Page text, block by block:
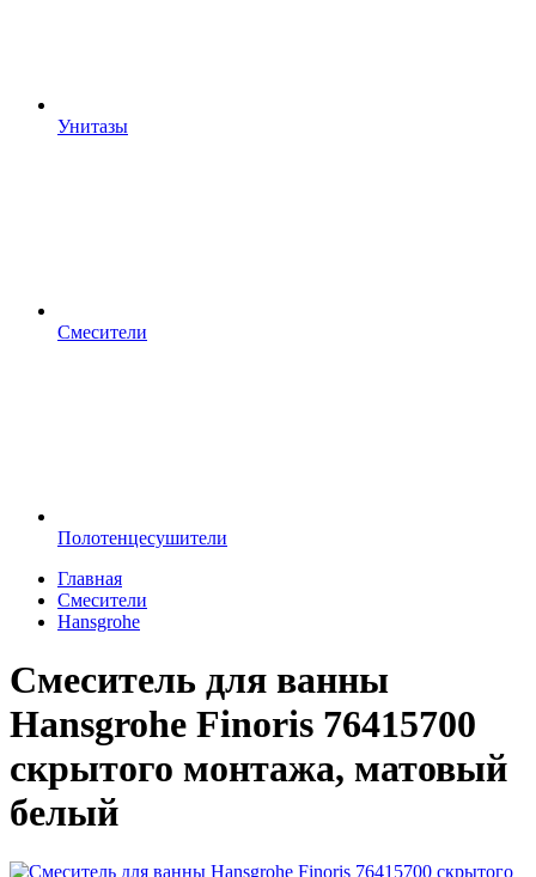
Унитазы
Смесители
Полотенцесушители
Главная
Смесители
Hansgrohe
Смеситель для ванны
Hansgrohe Finoris 76415700
скрытого монтажа, матовый
белый